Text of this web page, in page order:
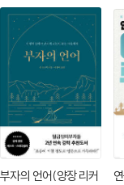
부자의 언어(양장 리커